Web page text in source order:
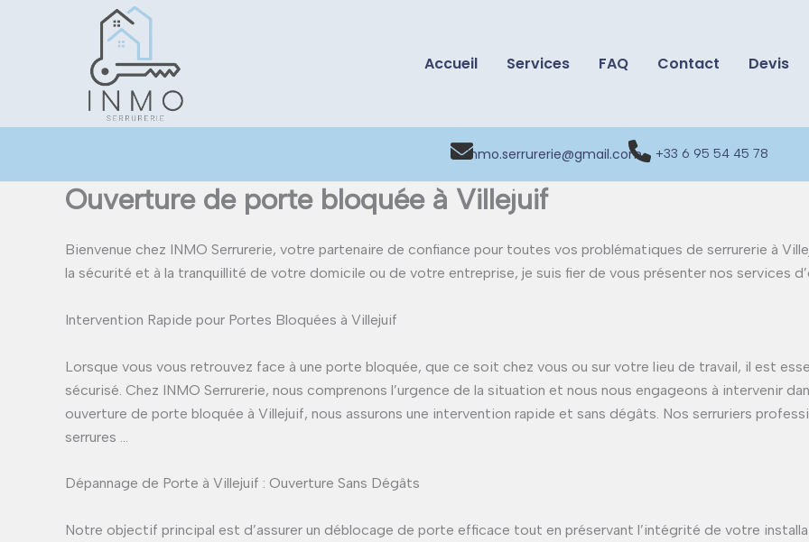
Accueil Services FAQ Contact Devis
inmo.serrurerie@gmail.com +33 6 95 54 45 78
Ouverture de porte bloquée à Villejuif
Bienvenue chez INMO Serrurerie, votre partenaire de confiance pour toutes vos problématiques de serrurerie à
la sécurité et à la tranquillité de votre domicile ou de votre entreprise, je suis fier de vous présenter nos services
Intervention Rapide pour Portes Bloquées à Villejuif
Lorsque vous vous retrouvez face à une porte bloquée, que ce soit chez vous ou sur votre lieu de travail, il est
sécurisé. Chez INMO Serrurerie, nous comprenons l’urgence de la situation et nous nous engageons à intervenir
ouverture de porte bloquée à Villejuif, nous assurons une intervention rapide et sans dégâts. Nos serruriers
serrures …
Dépannage de Porte à Villejuif : Ouverture Sans Dégâts
Notre objectif principal est d’assurer un déblocage de porte efficace tout en préservant l’intégrité de votre